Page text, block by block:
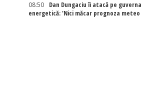
08:50
Dan Dungaciu îi atacă pe
energetică: 'Nici măcar prognoza